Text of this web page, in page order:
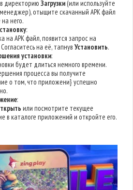
директориюЗагрузки(или используйте
отыщите скачанный APK файл
него.
:
на APK файл, появится запрос на
Согласитесь на её, тапнувУстановить.
установки:
будет длиться немного времени.
процесса вы получите
о том, что приложени} успешно
:
или посмотрите текущее
в каталоге приложений и откройте его.